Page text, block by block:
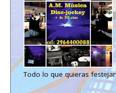
Todo lo que quieras festejar